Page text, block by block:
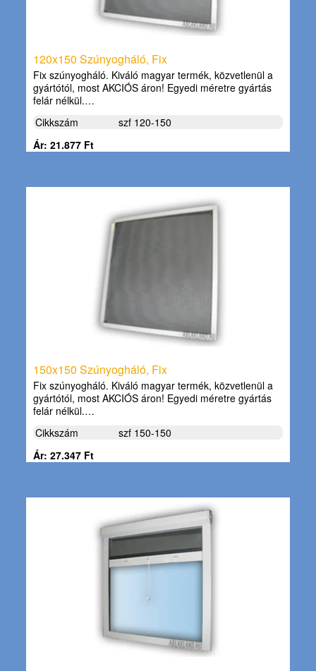
120x150 Szúnyogháló, Fix
Fix szúnyogháló. Kiváló magyar termék, közvetlenül a
gyártótól, most AKCIÓS áron! Egyedi méretre gyártás
felár nélkül.…
Cikkszám
szf 120-150
Ár: 21.877 Ft
150x150 Szúnyogháló, Fix
Fix szúnyogháló. Kiváló magyar termék, közvetlenül a
gyártótól, most AKCIÓS áron! Egyedi méretre gyártás
felár nélkül.…
Cikkszám
szf 150-150
Ár: 27.347 Ft